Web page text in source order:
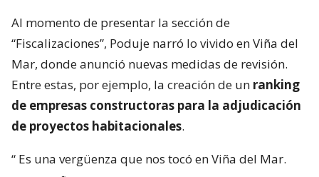
Al momento de presentar la sección de
“Fiscalizaciones”, Poduje narró lo vivido en Viña del
Mar, donde anunció nuevas medidas de revisión.
Entre estas, por ejemplo, la creación de un ranking
de empresas constructoras para la adjudicación
de proyectos habitacionales.
“ Es una vergüenza que nos tocó en Viña del Mar.